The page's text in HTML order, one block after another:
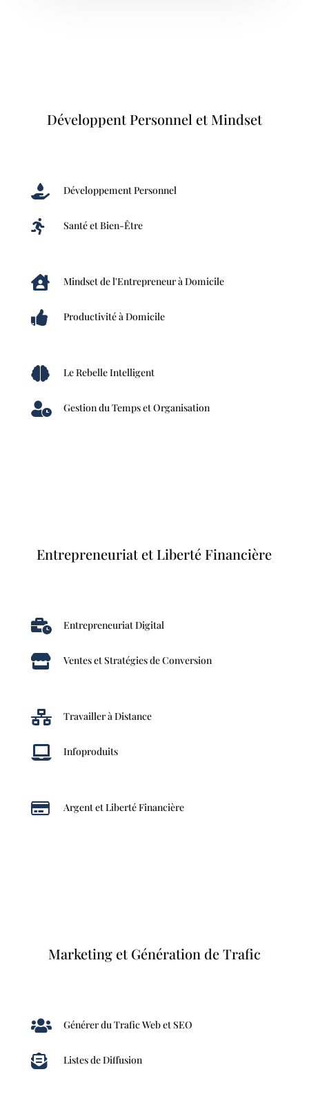
Développent Personnel et Mindset
 Développement Personnel
 Santé et Bien-Être
 Mindset de l'Entrepreneur à Domicile
 Productivité à Domicile
 Le Rebelle Intelligent
 Gestion du Temps et Organisation
Entrepreneuriat et Liberté Financière
 Entrepreneuriat Digital
 Ventes et Stratégies de Conversion
 Travailler à Distance
 Infoproduits
 Argent et Liberté Financière
Marketing et Génération de Trafic
 Générer du Trafic Web et SEO
 Listes de Diffusion